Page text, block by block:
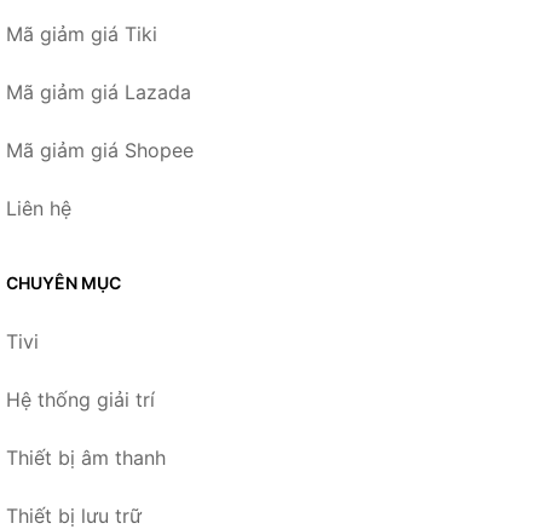
Mã giảm giá Tiki
Mã giảm giá Lazada
Mã giảm giá Shopee
Liên hệ
CHUYÊN MỤC
Tivi
Hệ thống giải trí
Thiết bị âm thanh
Thiết bị lưu trữ